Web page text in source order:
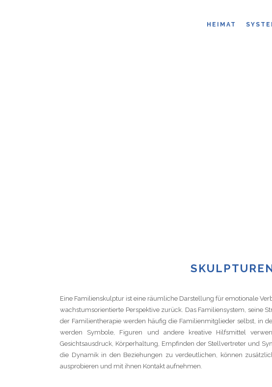
HEIMAT
Eine Familienskulptur ist eine räumliche Darstellung für emotionale
wachstumsorientierte Perspektive zurück. Das Familiensystem, seine
der Familientherapie werden häufig die Familienmitglieder selbst, in
werden Symbole, Figuren und andere kreative Hilfsmittel
Gesichtsausdruck, Körperhaltung, Empfinden der Stellvertreter und
die Dynamik in den Beziehungen zu verdeutlichen, können
ausprobieren und mit ihnen Kontakt aufnehmen.